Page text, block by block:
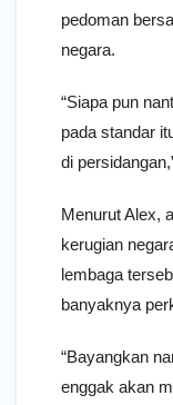
pedoman
negara.
“Siapa pun
pada standar
di
Menurut Alex,
kerugian
lembaga
banyaknya
“Bayangkan
enggak akan